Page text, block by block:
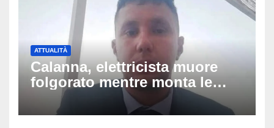
ATTUALITÀ
Calanna, elettricista muore
folgorato mentre monta le
luminarie della festa: chi era
Fabio Calabrò e cosa è